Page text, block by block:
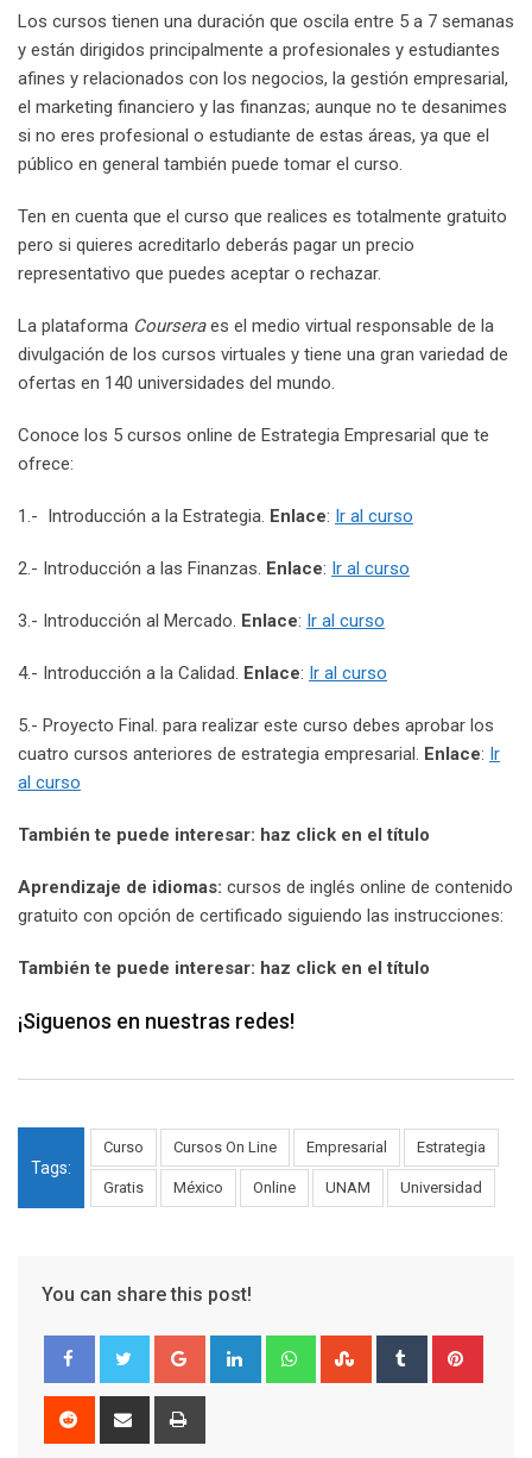
Los cursos tienen una duración que oscila entre 5 a 7 semanas
y están dirigidos principalmente a profesionales y estudiantes
afines y relacionados con los negocios, la gestión empresarial,
el marketing financiero y las finanzas; aunque no te desanimes
si no eres profesional o estudiante de estas áreas, ya que el
público en general también puede tomar el curso.
Ten en cuenta que el curso que realices es totalmente gratuito
pero si quieres acreditarlo deberás pagar un precio
representativo que puedes aceptar o rechazar.
La plataforma Courseraes el medio virtual responsable de la
divulgación de los cursos virtuales y tiene una gran variedad de
ofertas en 140 universidades del mundo.
Conoce los 5 cursos online de Estrategia Empresarial que te
ofrece:
1.- Introducción a la Estrategia. Enlace: Ir al curso
2.- Introducción a las Finanzas. Enlace: Ir al curso
3.- Introducción al Mercado. Enlace: Ir al curso
4.- Introducción a la Calidad. Enlace: Ir al curso
5.- Proyecto Final. para realizar este curso debes aprobar los
cuatro cursos anteriores de estrategia empresarial. Enlace: Ir
al curso
También te puede interesar: haz click en el título
Aprendizaje de idiomas: cursos de inglés online de contenido
gratuito con opción de certificado siguiendo las instrucciones:
También te puede interesar: haz click en el título
¡Siguenos en nuestras redes!
Tags:
Curso Cursos On Line Empresarial Estrategia
Gratis México Online UNAM Universidad
You can share this post!
Google+ LinkedIn WhatsappStumbleUpon
Tumblr
Reddit
Share